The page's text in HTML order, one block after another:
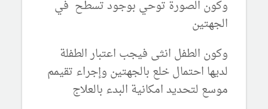
وكون الصورة توحي بوجود تسطح في
الجهتين
وكون الطفل انثى فيجب اعتبار الطفلة
لديها احتمال خلع بالجهتين وإجراء تقيمم
موسع لتحديد امكانية البدء بالعلاج